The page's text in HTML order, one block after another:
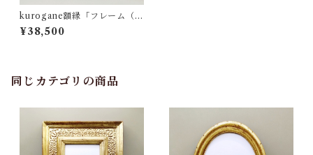
kurogane額縁「フレーム（ブ
ラックゴールド・ポストカー
ドサイズ）」
¥38,500
同じカテゴリの商品